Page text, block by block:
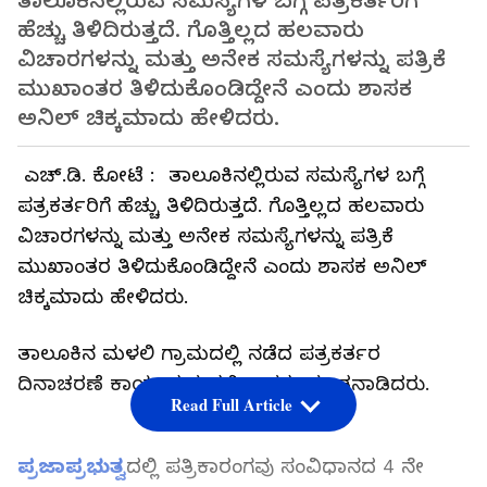
ಹೆಚ್ಚು ತಿಳಿದಿರುತ್ತದೆ. ಗೊತ್ತಿಲ್ಲದ ಹಲವಾರು
ವಿಚಾರಗಳನ್ನು ಮತ್ತು ಅನೇಕ ಸಮಸ್ಯೆಗಳನ್ನು ಪತ್ರಿಕೆ
ಮುಖಾಂತರ ತಿಳಿದುಕೊಂಡಿದ್ದೇನೆ ಎಂದು ಶಾಸಕ
ಅನಿಲ್‌ ಚಿಕ್ಕಮಾದು ಹೇಳಿದರು.
ಎಚ್‌.ಡಿ. ಕೋಟೆ : ತಾಲೂಕಿನಲ್ಲಿರುವ ಸಮಸ್ಯೆಗಳ ಬಗ್ಗೆ
ಪತ್ರಕರ್ತರಿಗೆ ಹೆಚ್ಚು ತಿಳಿದಿರುತ್ತದೆ. ಗೊತ್ತಿಲ್ಲದ ಹಲವಾರು
ವಿಚಾರಗಳನ್ನು ಮತ್ತು ಅನೇಕ ಸಮಸ್ಯೆಗಳನ್ನು ಪತ್ರಿಕೆ
ಮುಖಾಂತರ ತಿಳಿದುಕೊಂಡಿದ್ದೇನೆ ಎಂದು ಶಾಸಕ ಅನಿಲ್‌
ಚಿಕ್ಕಮಾದು ಹೇಳಿದರು.
ತಾಲೂಕಿನ ಮಳಲಿ ಗ್ರಾಮದಲ್ಲಿ ನಡೆದ ಪತ್ರಕರ್ತರ
ದಿನಾಚರಣೆ ಕಾರ್ಯಕ್ರಮದಲ್ಲಿ ಅವರು ಮಾತನಾಡಿದರು.
ಪ್ರಜಾಪ್ರಭುತ್ವದಲ್ಲಿ ಪತ್ರಿಕಾರಂಗವು ಸಂವಿಧಾನದ 4 ನೇ
Read Full Article